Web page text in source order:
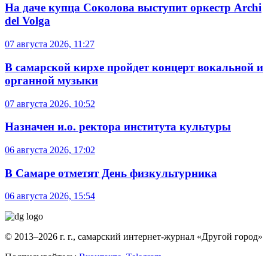
На даче купца Соколова выступит оркестр Archi
del Volga
07 августа 2026, 11:27
В самарской кирхе пройдет концерт вокальной и
органной музыки
07 августа 2026, 10:52
Назначен и.о. ректора института культуры
06 августа 2026, 17:02
В Самаре отметят День физкультурника
06 августа 2026, 15:54
© 2013–2026 г. г., самарский интернет-журнал «Другой город»